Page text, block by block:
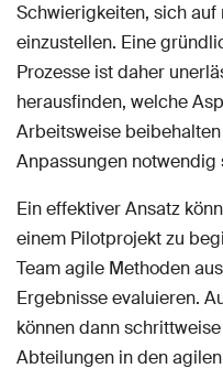
Schwierigkeiten, sich
einzustellen. Eine
Prozesse ist daher
herausfinden, welche
Arbeitsweise
Anpassungen notwendig
Ein effektiver Ansatz
einem Pilotprojekt zu
Team agile Methoden
Ergebnisse evaluieren.
können dann
Abteilungen in den